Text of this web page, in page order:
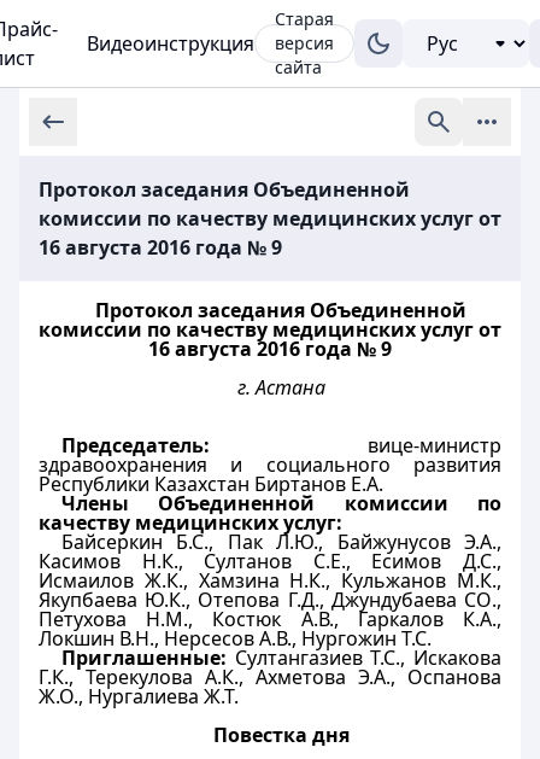
Видеоинструкция
Старая
версия
сайта
Протокол заседания Объединенной
комиссии по качеству медицинских услуг от
16 августа 2016 года № 9
Протокол заседания Объединенной
комиссии по качеству медицинских услуг от
16 августа 2016 года № 9
г. Астана
Председатель: вице-министр
здравоохранения и социального развития
Республики Казахстан Биртанов Е.А.
Члены Объединенной комиссии по
качеству медицинских услуг:
Байсеркин Б.С., Пак Л.Ю., Байжунусов Э.А.,
Касимов Н.К., Султанов С.Е., Есимов Д.С.,
Исмаилов Ж.К., Хамзина Н.К., Кульжанов М.К.,
Якупбаева Ю.К., Отепова Г.Д., Джундубаева CO.,
Петухова Н.М., Костюк А.В., Гаркалов К.А.,
Локшин В.Н., Нерсесов А.В., Нургожин Т.С.
Приглашенные: Султангазиев Т.С., Искакова
Г.К., Терекулова А.К., Ахметова Э.А., Оспанова
Ж.О., Нургалиева Ж.Т.
Повестка дня